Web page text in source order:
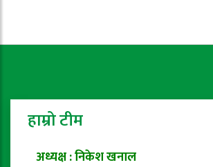
हाम्रो टीम
अध्यक्ष : निकेश खनाल